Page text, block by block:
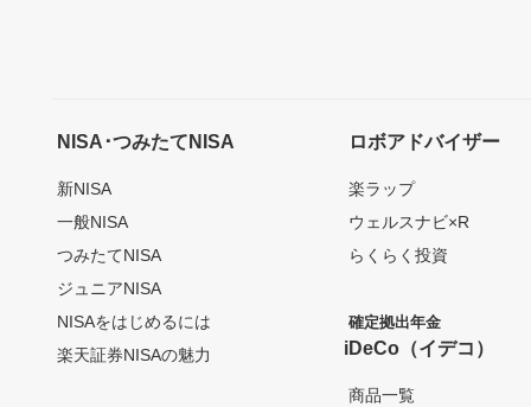
NISA･つみたてNISA
新NISA
一般NISA
つみたてNISA
ジュニアNISA
NISAをはじめるには
楽天証券NISAの魅力
ロボアドバイザー
楽ラップ
ウェルスナビ×R
らくらく投資
確定拠出年金
iDeCo（イデコ）
商品一覧